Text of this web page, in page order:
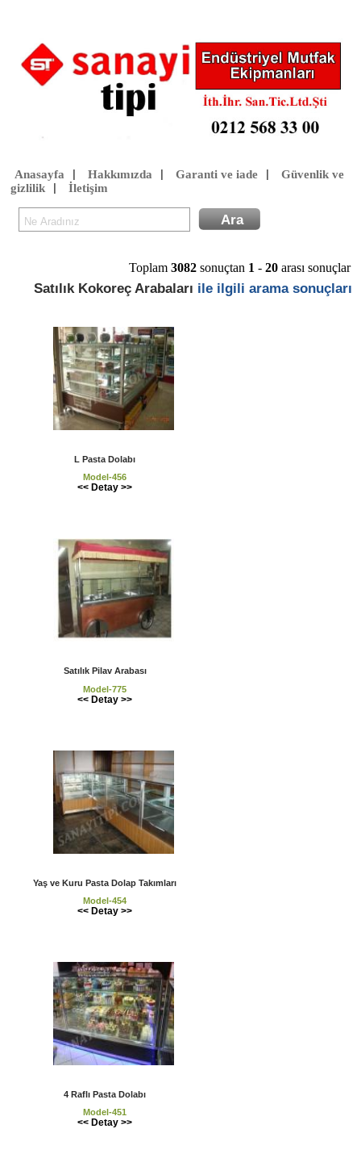
Anasayfa Hakkımızda Garanti ve iade
Güvenlik ve
gizlilik| İletişim
Toplam 3082 sonuçtan 1 - 20 arası sonuçlar
Satılık Kokoreç Arabaları ile ilgili arama sonuçları
L Pasta Dolabı
Model-456
<< Detay >>
Satılık Pilav Arabası
Model-775
<< Detay >>
Yaş ve Kuru Pasta Dolap Takımları
Model-454
<< Detay >>
4 Raflı Pasta Dolabı
Model-451
<< Detay >>